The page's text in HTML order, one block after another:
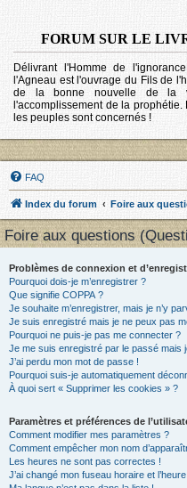
FORUM SUR LE
Délivrant l'Homme de
l'Agneau est l'ouvrage du Fils de
de la bonne nouvelle de la
l'accomplissement de la
les peuples sont concernés !
FAQ
Index du forum Foire aux
Foire aux questions
Problèmes de connexion et
Pourquoi dois-je m’enregistrer ?
Que signifie COPPA ?
Je souhaite m’enregistrer, mais je n’y
Je suis enregistré mais je ne peux pas
Pourquoi ne puis-je pas me connecter ?
Je me suis enregistré par le passé mais
J’ai perdu mon mot de passe !
Pourquoi suis-je automatiquement
À quoi sert « Supprimer les cookies » ?
Paramètres et préférences de
Comment modifier mes paramètres ?
Comment empêcher mon nom
Les heures ne sont pas correctes !
J’ai changé mon fuseau horaire et